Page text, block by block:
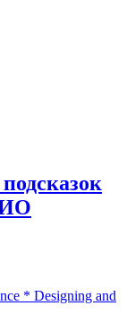
* Designing and